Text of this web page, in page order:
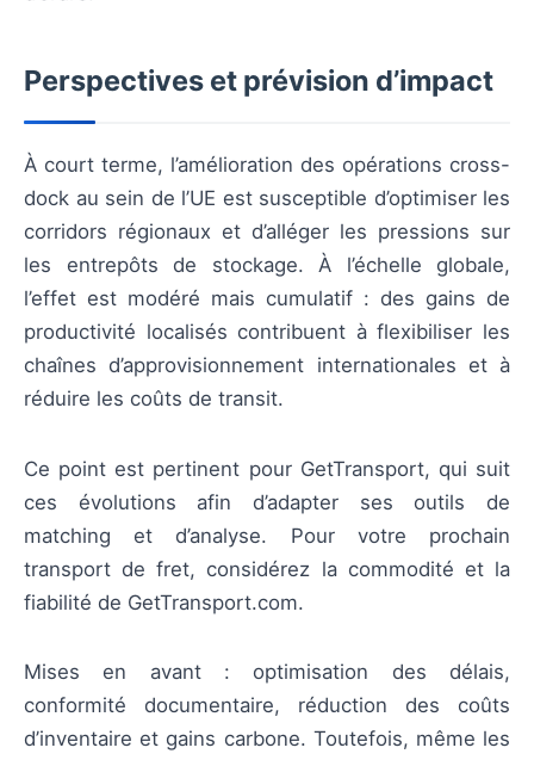
Perspectives et prévision d’impact
À court terme, l’amélioration des opérations cross-
dock au sein de l’UE est susceptible d’optimiser les
corridors régionaux et d’alléger les pressions sur
les entrepôts de stockage. À l’échelle globale,
l’effet est modéré mais cumulatif : des gains de
productivité localisés contribuent à flexibiliser les
chaînes d’approvisionnement internationales et à
réduire les coûts de transit.
Ce point est pertinent pour GetTransport, qui suit
ces évolutions afin d’adapter ses outils de
matching et d’analyse. Pour votre prochain
transport de fret, considérez la commodité et la
fiabilité de GetTransport.com.
Mises en avant : optimisation des délais,
conformité documentaire, réduction des coûts
d’inventaire et gains carbone. Toutefois, même les